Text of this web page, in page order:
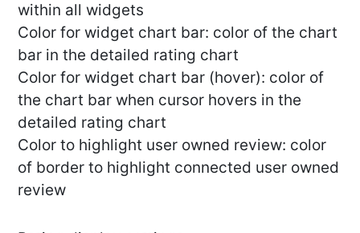
within all widgets
Color for widget chart bar: color of the chart
bar in the detailed rating chart
Color for widget chart bar (hover): color of
the chart bar when cursor hovers in the
detailed rating chart
Color to highlight user owned review: color
of border to highlight connected user owned
review